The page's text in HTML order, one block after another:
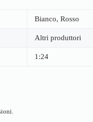
Bianco, Rosso
Altri produttori
1:24